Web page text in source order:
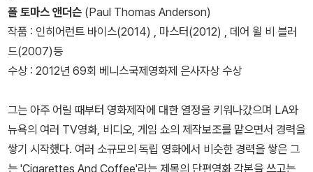
폴 토마스 앤더슨 (Paul Thomas Anderson)
작품 : 인히어런트 바이스(2014) , 마스터(2012) , 데어 윌 비 블러
드(2007)등
수상 : 2012년 69회 베니스국제영화제 은사자상 수상
그는 아주 어릴 때부터 영화제작에 대한 열정을 키워나갔으며 LA와
뉴욕의 여러 TV영화, 비디오, 게임 쇼의 제작보조를 맡으면서 경력을
쌓기 시작했다. 여러 소규모의 독립 영화에서 비슷한 경력을 쌓은 그
는 'Cigarettes And Coffee'라는 제목의 단편영화 각본을 쓰고는